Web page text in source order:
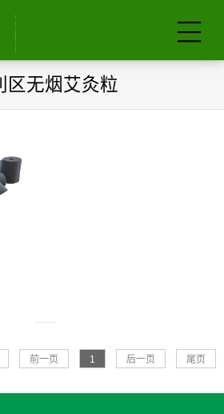
区无烟艾灸粒
前一页 1 后一页 尾页